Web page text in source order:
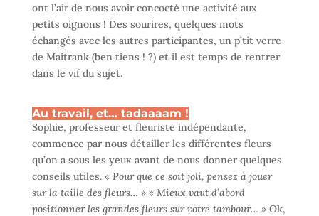
ont l’air de nous avoir concocté une activité aux
petits oignons ! Des sourires, quelques mots
échangés avec les autres participantes, un p’tit verre
de Maitrank (ben tiens ! ?) et il est temps de rentrer
dans le vif du sujet.
Au travail, et… tadaaaam !
Sophie, professeur et fleuriste indépendante,
commence par nous détailler les différentes fleurs
qu’on a sous les yeux avant de nous donner quelques
conseils utiles. « Pour que ce soit joli, pensez à jouer
sur la taille des fleurs… » « Mieux vaut d’abord
positionner les grandes fleurs sur votre tambour… »Ok,